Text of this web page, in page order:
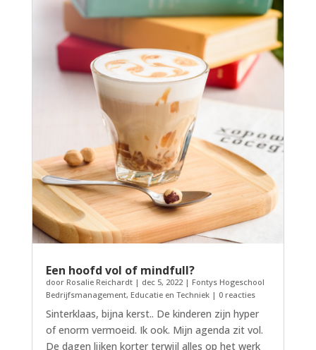
Een hoofd vol of mindfull?
door Rosalie Reichardt| dec 5, 2022| Fontys Hogeschool
Bedrijfsmanagement, Educatie en Techniek| 0 reacties
Sinterklaas, bijna kerst.. De kinderen zijn hyper
of enorm vermoeid. Ik ook. Mijn agenda zit vol.
De dagen lijken korter terwijl alles op het werk